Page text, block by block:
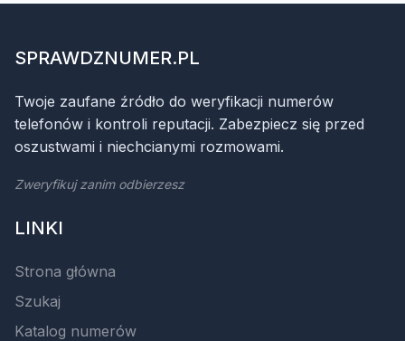
SPRAWDZNUMER.PL
Twoje zaufane źródło do weryfikacji numerów
telefonów i kontroli reputacji. Zabezpiecz się przed
oszustwami i niechcianymi rozmowami.
Zweryfikuj zanim odbierzesz
LINKI
Strona główna
Szukaj
Katalog numerów